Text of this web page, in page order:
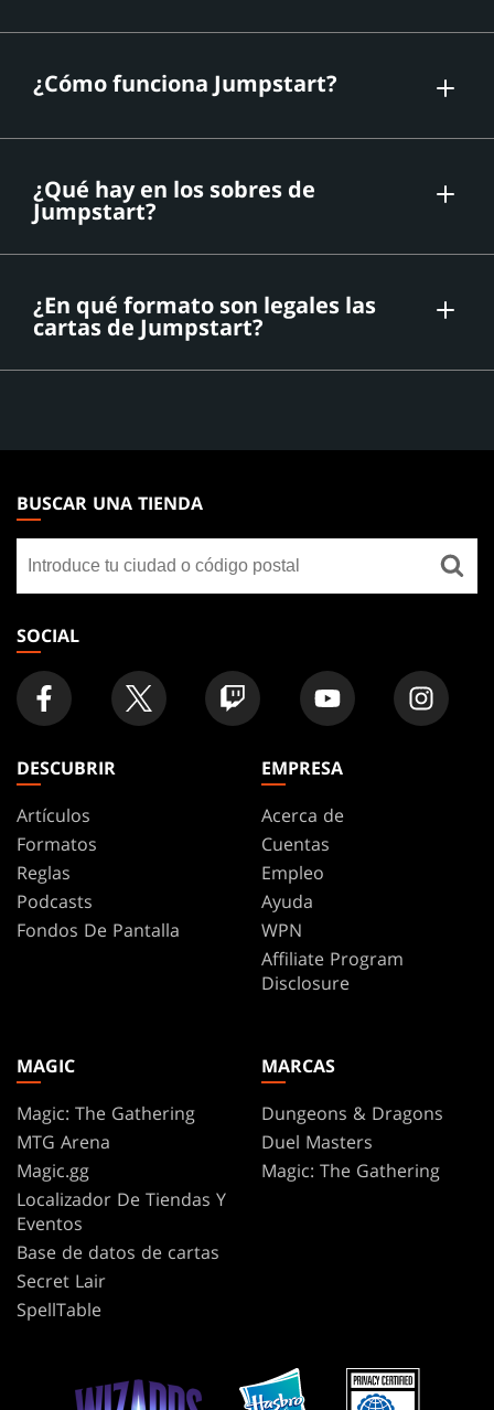
Magic
¿Cómo funciona Jumpstart?
Jumpstart
¿Qué hay en los sobres de
Jumpstart?
¿En qué formato son legales las
cartas de Jumpstart?
Legacy Vintage Commander
THE
GATHERING
FOOTER
BUSCAR UNA TIENDA
una
tienda
SOCIAL
DESCUBRIR
Artículos
Formatos
Reglas
Podcasts
Fondos De Pantalla
EMPRESA
Acerca de
Cuentas
Empleo
Ayuda
WPN
Affiliate Program
Disclosure
MAGIC
Magic: The Gathering
MTG Arena
Magic.gg
Localizador De Tiendas Y
Eventos
Base de datos de cartas
Secret Lair
SpellTable
MARCAS
Dungeons & Dragons
Duel Masters
Magic: The Gathering